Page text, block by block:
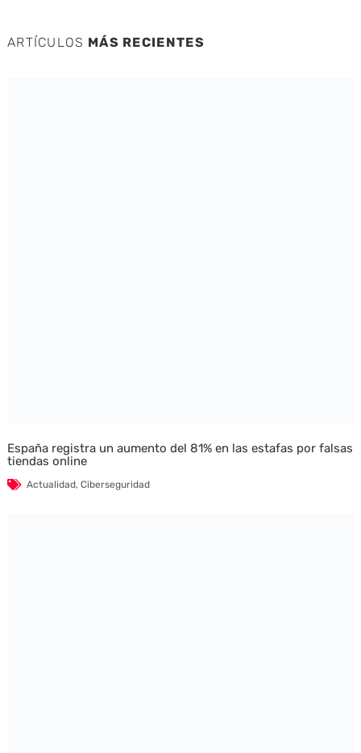
ARTÍCULOS MÁS RECIENTES
España registra un aumento del 81% en las estafas por falsas
tiendas online
Actualidad, Ciberseguridad